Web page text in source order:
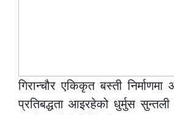
गिरान्चौर एकिकृत बस्ती
प्रतिबद्धता आइरहेको धुर्मुस